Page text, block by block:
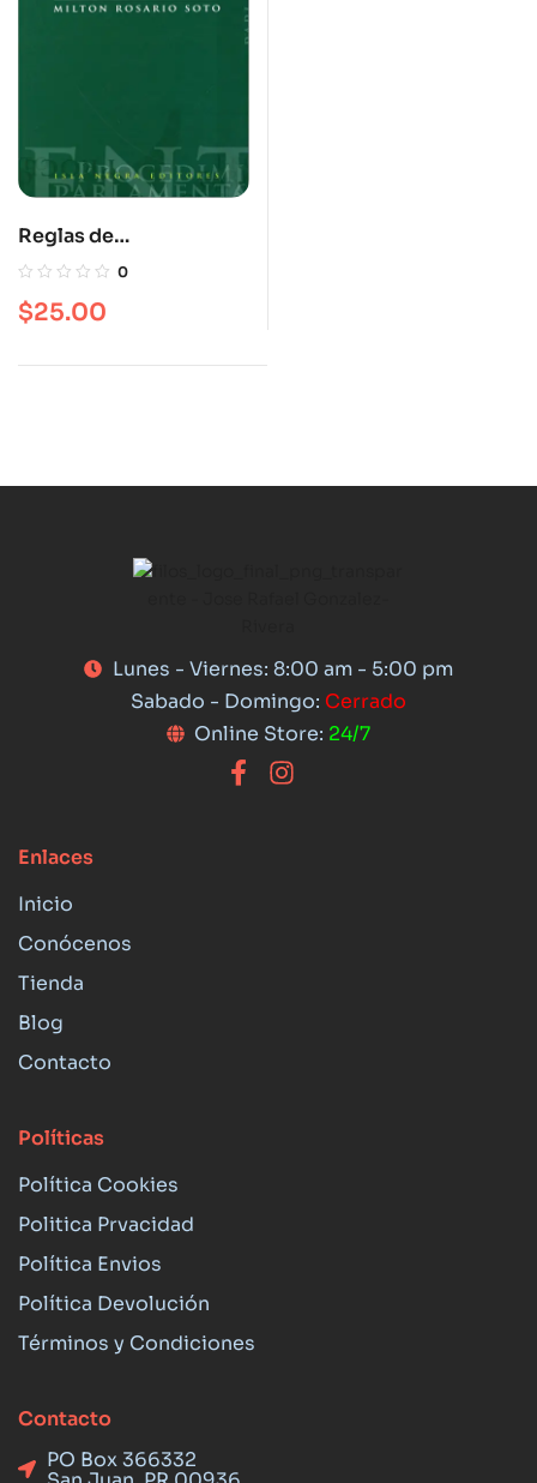
Reglas de
procedimiento
0
$25.00
Lunes - Viernes: 8:00 am - 5:00 pm
Sabado - Domingo: Cerrado
Online Store: 24/7
Enlaces
Inicio
Conócenos
Tienda
Blog
Contacto
Políticas
Política Cookies
Politica Prvacidad
Política Envios
Política Devolución
Términos y Condiciones
Contacto
PO Box 366332